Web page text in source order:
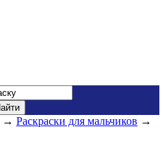
→ Раскраски для мальчиков →